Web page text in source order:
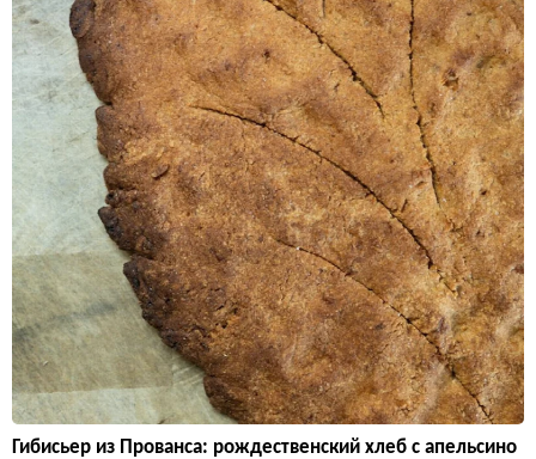
Гибисьер из Прованса: рождественский хлеб с апельсино